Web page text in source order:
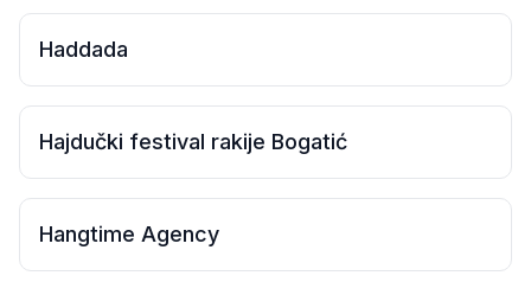
ljudi povezuju kroz umetnost, razgovor, inspiraciju i
fuzije stakla, kroz koju nastaju unikatni umetnički i
dekorativni predmeti ručne izrade. Posetioci mogu
pronaći veliki izbor autorskih radova od stakla — vaza,
činija, lampi, nakita i umetničkih slika, izrađenih tehnikama
fuzije i Tiffany tehnike. Pored stakla, galerija nudi i
pažljivo odabrane ikone, slike, mozaike i druge
umetničke predmete koji nose lični pečat autora. Green
Door neguje atmosferu topline i autentičnosti, pa svaki
predmet u prostoru nosi svoju priču i emociju
Haddada
Hajdučki festival rakije Bogatić
Hangtime Agency